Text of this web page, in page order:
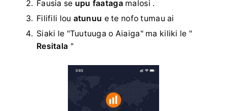
Fausia se upu faataga malosi .
Filifili lou atunuu e te nofo tumau ai
Siaki le "Tuutuuga o Aiaiga" ma kiliki le "
Resitala "